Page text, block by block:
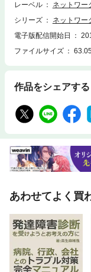
録。
レーベル
ネットワー
シリーズ
ネットワー
電子版配信開始日
ファイルサイズ
作品をシェアする
あわせてよく買